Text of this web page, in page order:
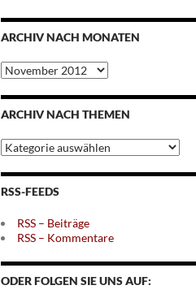
ARCHIV NACH MONATEN
Archiv
nach
Monaten
ARCHIV NACH THEMEN
Archiv
nach
Themen
RSS-FEEDS
RSS – Beiträge
RSS – Kommentare
ODER FOLGEN SIE UNS AUF: